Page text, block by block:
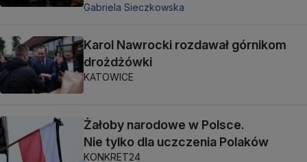
Gabriela Sieczkowska
Karol Nawrocki rozdawał górnikom
drożdżówki
KATOWICE
Żałoby narodowe w Polsce.
Nie tylko dla uczczenia Polaków
KONKRET24